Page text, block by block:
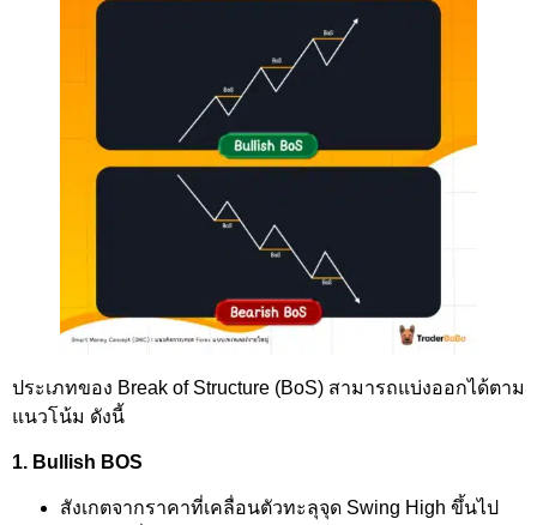
ประเภทของ Break of Structure (BoS) สามารถแบ่งออกได้ตาม
แนวโน้ม ดังนี้
1. Bullish BOS
สังเกตจากราคาที่เคลื่อนตัวทะลุจุด Swing High ขึ้นไป